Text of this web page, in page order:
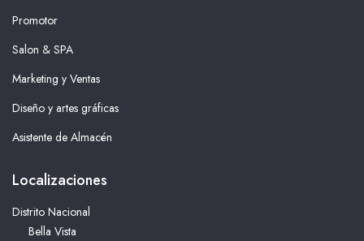
Promotor
Salon & SPA
Marketing y Ventas
Diseño y artes gráficas
Asistente de Almacén
Localizaciones
Distrito Nacional
Bella Vista